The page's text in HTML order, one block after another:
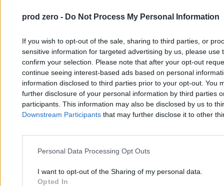
prod zero - Do Not Process My Personal Information
If you wish to opt-out of the sale, sharing to third parties, or
sensitive information for targeted advertising by us, please use
confirm your selection. Please note that after your opt-out
continue seeing interest-based ads based on personal
information disclosed to third parties prior to your opt-out. You
further disclosure of your personal information by third parties
participants. This information may also be disclosed by us to
Downstream Participants that may further disclose it to other
Personal Data Processing Opt Outs
I want to opt-out of the Sharing of my personal data.
Opted In
życiu Donalda Trumpa?
26.05.2026